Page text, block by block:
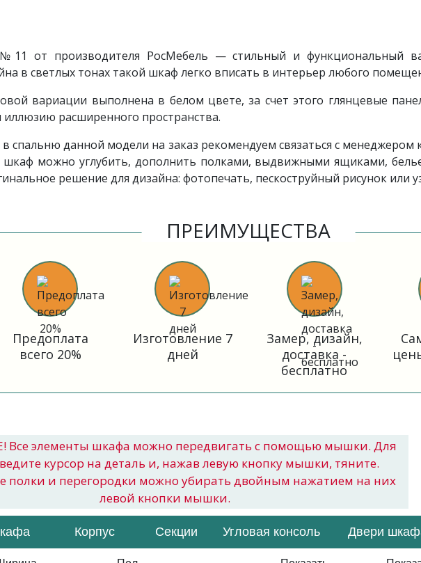
№11 от производителя РосМебель — стильный и функциональный
в светлых тонах такой шкаф легко вписать в интерьер любого
вариации выполнена в белом цвете, за счет этого глянцевые
иллюзию расширенного пространства.
спальню данной модели на заказ рекомендуем связаться с
можно углубить, дополнить полками, выдвижными ящиками,
решение для дизайна: фотопечать, пескоструйный рисунок или
ПРЕИМУЩЕСТВА
Предоплата
всего 20%
Изготовление 7
дней
Замер, дизайн,
доставка -
бесплатно
элементы шкафа можно передвигать с помощью мышки. Для
курсор на деталь и, нажав левую кнопку мышки, тяните.
полки и перегородки можно убирать двойным нажатием на них
левой кнопки мышки.
Корпус Секции Угловая консоль Двери